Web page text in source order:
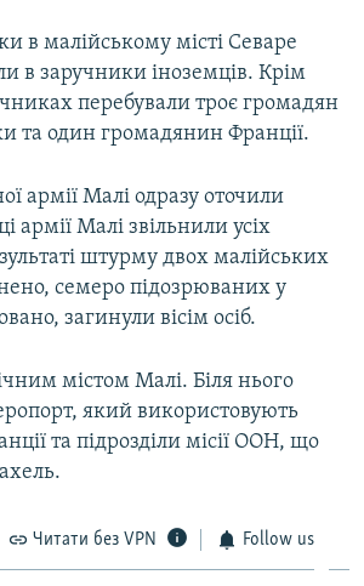
в малійському місті Севаре
в заручники іноземців. Крім
перебували троє громадян
та один громадянин Франції.
армії Малі одразу оточили
армії Малі звільнили усіх
штурму двох малійських
семеро підозрюваних у
загинули вісім осіб.
містом Малі. Біля нього
який використовують
та підрозділи місії ООН, що
Читати без VPN Follow us